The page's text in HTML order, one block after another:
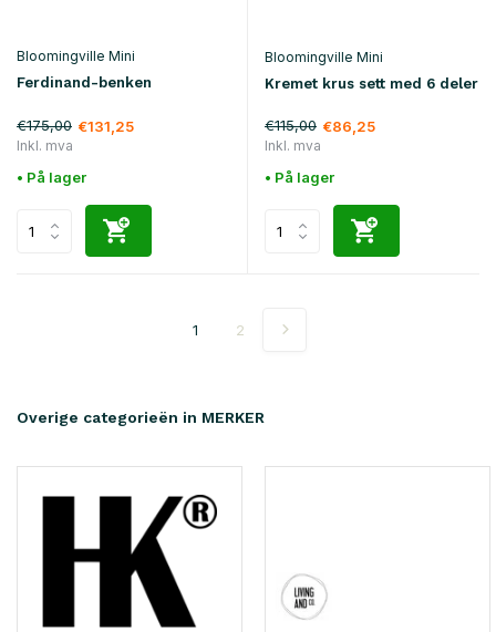
Bloomingville Mini
Ferdinand-benken
€175,00 €131,25
Inkl. mva
• På lager
Bloomingville Mini
Kremet krus sett med 6 deler
€115,00 €86,25
Inkl. mva
• På lager
1 2
Overige categorieën in MERKER